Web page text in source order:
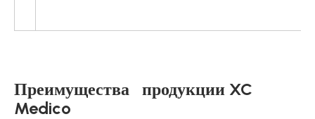
Преимущества продукции XC
Medico